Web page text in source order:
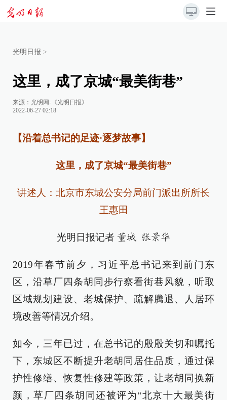
光明日报 >
这里，成了京城“最美街巷”
来源： 光明网-《光明日报》
2022-06-27 02:18
【沿着总书记的足迹·逐梦故事】
这里，成了京城“最美街巷”
讲述人：北京市东城公安分局前门派出所所长
王惠田
光明日报记者 董城 张景华
2019年春节前夕，习近平总书记来到前门东
区，沿草厂四条胡同步行察看街巷风貌，听取
区域规划建设、老城保护、疏解腾退、人居环
境改善等情况介绍。
如今，三年已过，在总书记的殷殷关切和嘱托
下，东城区不断提升老胡同居住品质，通过保
护性修缮、恢复性修建等政策，让老胡同换新
颜，草厂四条胡同还被评为“北京十大最美街